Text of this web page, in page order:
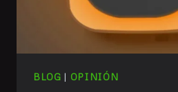
BLOG | OPINIÓN